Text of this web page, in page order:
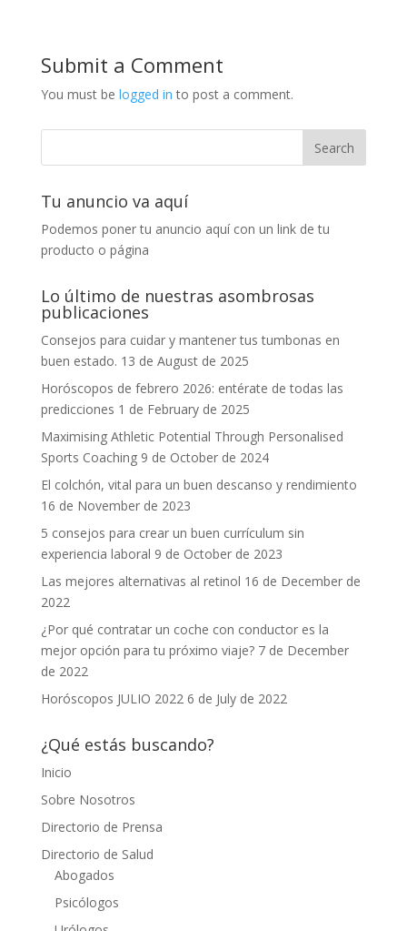
Submit a Comment
You must be logged in to post a comment.
Tu anuncio va aquí
Podemos poner tu anuncio aquí con un link de tu
producto o página
Lo último de nuestras asombrosas
publicaciones
Consejos para cuidar y mantener tus tumbonas en
buen estado. 13 de August de 2025
Horóscopos de febrero 2026: entérate de todas las
predicciones 1 de February de 2025
Maximising Athletic Potential Through Personalised
Sports Coaching 9 de October de 2024
El colchón, vital para un buen descanso y rendimiento
16 de November de 2023
5 consejos para crear un buen currículum sin
experiencia laboral 9 de October de 2023
Las mejores alternativas al retinol 16 de December de
2022
¿Por qué contratar un coche con conductor es la
mejor opción para tu próximo viaje? 7 de December
de 2022
Horóscopos JULIO 2022 6 de July de 2022
¿Qué estás buscando?
Inicio
Sobre Nosotros
Directorio de Prensa
Directorio de Salud
Abogados
Psicólogos